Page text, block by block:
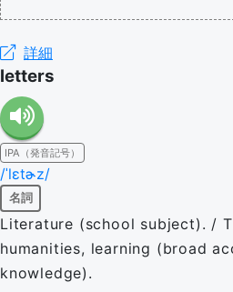
詳細
letters
IPA（発音記号）
/ˈlɛtɚz/
名詞
Literature (school subject). /
humanities, learning (broad
knowledge).